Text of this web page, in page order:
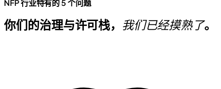
NFP 行业特有的 5 个问题
你们的治理与许可栈， 我们已经摸熟了。